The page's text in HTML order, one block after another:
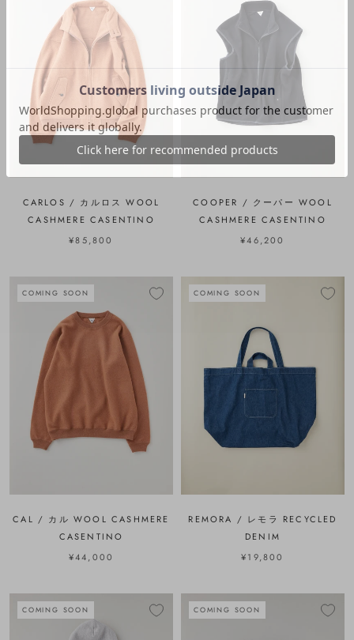
CARLOS / カルロス WOOL
CASHMERE CASENTINO
¥85,800
COOPER / クーパー WOOL
CASHMERE CASENTINO
¥46,200
COMING SOON
CAL / カル WOOL CASHMERE
CASENTINO
¥44,000
COMING SOON
REMORA / レモラ RECYCLED
DENIM
¥19,800
COMING SOON COMING SOON